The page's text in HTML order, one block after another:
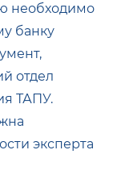
необходимо
банку
отдел
ТАПУ.
эксперта